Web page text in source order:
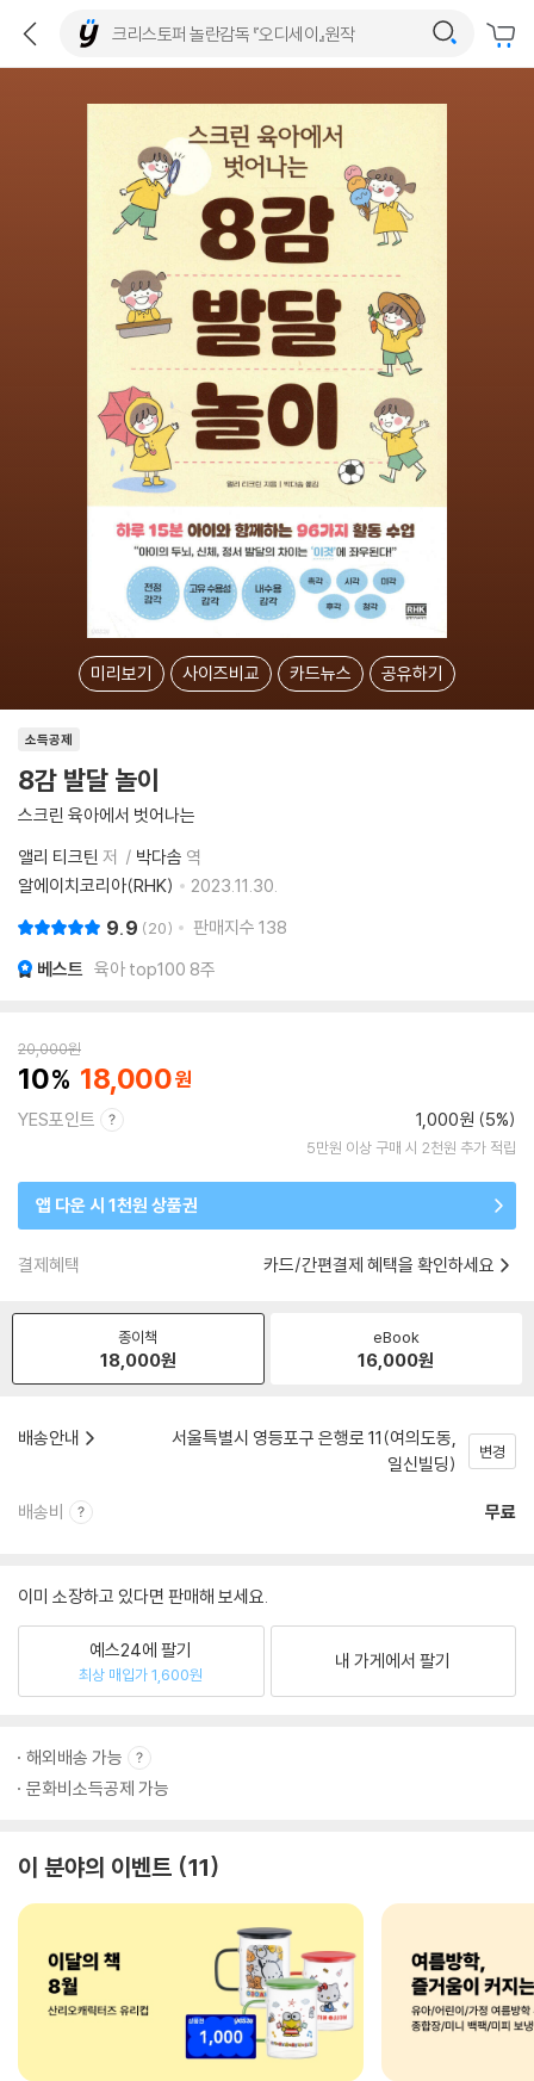
미리보기 사이즈비교 카드뉴스 공유하기
소득공제
8감 발달 놀이
스크린 육아에서 벗어나는
앨리 티크틴 저 박다솜 역
알에이치코리아(RHK)
2023.11.30.
9.9 20 판매지수 138
베스트 육아 top100 8주
20,000원
10 18,000
YES포인트 1,000원 (5%)
5만원 이상 구매 시 2천원 추가 적립
앱 다운 시 1천원 상품권
결제혜택 카드/간편결제 혜택을 확인하세요
종이책
18,000원
eBook
16,000원
배송안내
서울특별시 영등포구 은행로 11(여의도동,
일신빌딩)
변경
배송비 무료
이미 소장하고 있다면 판매해 보세요.
예스24에 팔기
최상 매입가 1,600원
내 가게에서 팔기
해외배송 가능
문화비소득공제 가능
이 분야의 이벤트 11